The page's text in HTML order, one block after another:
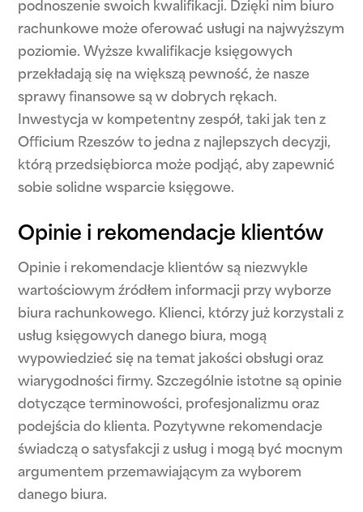
podnoszenie swoich kwalifikacji. Dzięki nim biuro
rachunkowe może oferować usługi na najwyższym
poziomie. Wyższe kwalifikacje księgowych
przekładają się na większą pewność, że nasze
sprawy finansowe są w dobrych rękach.
Inwestycja w kompetentny zespół, taki jak ten z
Officium Rzeszów to jedna z najlepszych decyzji,
którą przedsiębiorca może podjąć, aby zapewnić
sobie solidne wsparcie księgowe.
Opinie i rekomendacje klientów
Opinie i rekomendacje klientów są niezwykle
wartościowym źródłem informacji przy wyborze
biura rachunkowego. Klienci, którzy już korzystali z
usług księgowych danego biura, mogą
wypowiedzieć się na temat jakości obsługi oraz
wiarygodności firmy. Szczególnie istotne są opinie
dotyczące terminowości, profesjonalizmu oraz
podejścia do klienta. Pozytywne rekomendacje
świadczą o satysfakcji z usług i mogą być mocnym
argumentem przemawiającym za wyborem
danego biura.